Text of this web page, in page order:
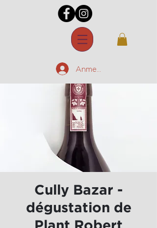
Anmelden
Cully Bazar -
dégustation de